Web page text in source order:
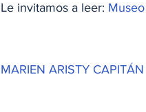
Le invitamos a leer:
MARIEN ARISTY CAPITÁN